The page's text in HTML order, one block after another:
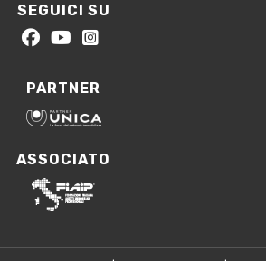
SEGUICI SU
PARTNER
ASSOCIATO